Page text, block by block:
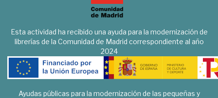
Esta actividad ha recibido una ayuda para la modernización de
librerías de la Comunidad de Madrid correspondiente al año
2024
Ayudas públicas para la modernización de las pequeñas y